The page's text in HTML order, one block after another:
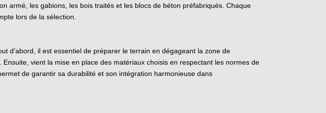
armé, les gabions, les bois traités et les blocs de béton préfabriqués. Chaque
lors de la sélection.
d’abord, il est essentiel de préparer le terrain en dégageant la zone de
vient la mise en place des matériaux choisis en respectant les normes de
de garantir sa durabilité et son intégration harmonieuse dans